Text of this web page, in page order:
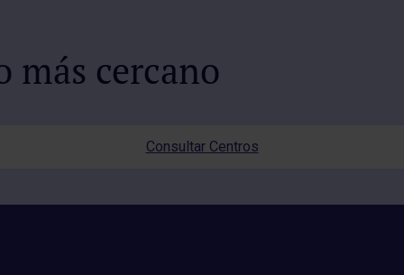
cercano
Consultar Centros